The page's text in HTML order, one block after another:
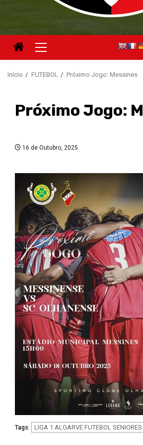
Menu
principal
Início FUTEBOL Próximo Jogo: Messines
Próximo Jogo:
16 de Outubro, 2025
Tags: LIGA 1 ALGARVE FUTEBOL SENIORES